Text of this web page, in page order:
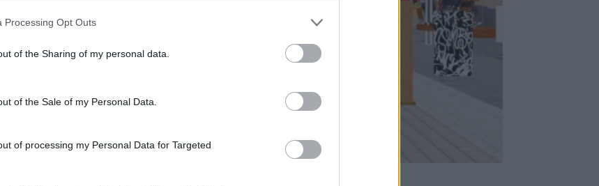
Processing Opt Outs
of the Sharing of my personal data.
of the Sale of my Personal Data.
of processing my Personal Data for Targeted